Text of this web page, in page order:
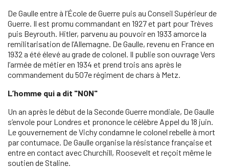
De Gaulle entre à l’École de Guerre puis au Conseil Supérieur de
Guerre. Il est promu commandant en 1927 et part pour Trèves
puis Beyrouth. Hitler, parvenu au pouvoir en 1933 amorce la
remilitarisation de l’Allemagne. De Gaulle, revenu en France en
1932 a été élevé au grade de colonel. Il publie son ouvrage Vers
l’armée de métier en 1934 et prend trois ans après le
commandement du 507e régiment de chars à Metz.
L’homme qui a dit "NON"
Un an après le début de la Seconde Guerre mondiale, De Gaulle
s’envole pour Londres et prononce le célèbre Appel du 18 juin.
Le gouvernement de Vichy condamne le colonel rebelle à mort
par contumace. De Gaulle organise la résistance française et
entre en contact avec Churchill, Roosevelt et reçoit même le
soutien de Staline.